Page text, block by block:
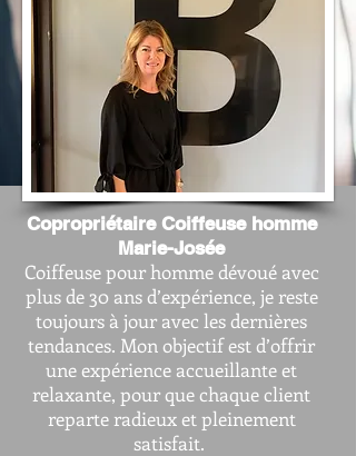
Copropriétaire Coiffeuse homme
Marie-Josée
Coiffeuse pour homme dévoué avec
plus de 30 ans d’expérience, je reste
toujours à jour avec les dernières
tendances. Mon objectif est d’offrir
une expérience accueillante et
relaxante, pour que chaque client
reparte radieux et pleinement
satisfait.